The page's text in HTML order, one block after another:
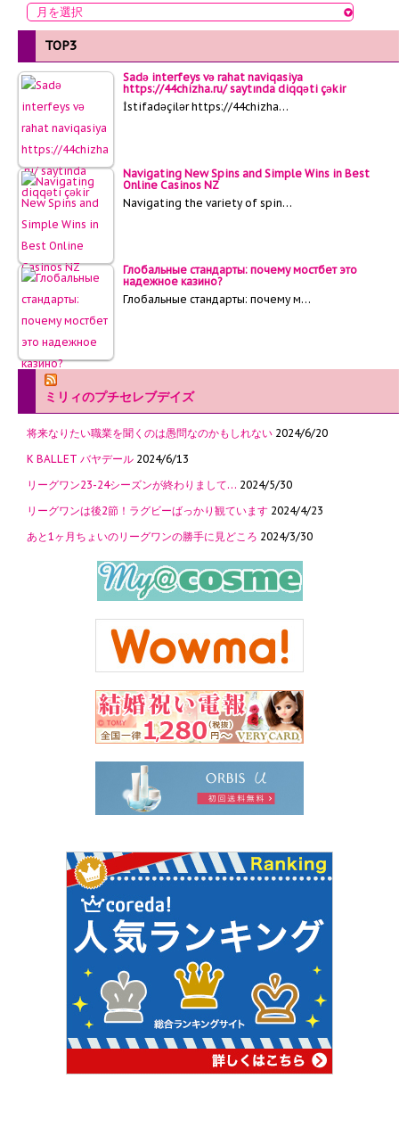
TOP3
Sadə interfeys və rahat naviqasiya
https://44chizha.ru/ saytında diqqəti çəkir
İstifadəçilər https://44chizha…
Navigating New Spins and Simple Wins in Best
Online Casinos NZ
Navigating the variety of spin…
Глобальные стандарты: почему мостбет это
надежное казино?
Глобальные стандарты: почему м…
ミリィのプチセレブデイズ
将来なりたい職業を聞くのは愚問なのかもしれない 2024/6/20
K BALLET バヤデール 2024/6/13
リーグワン23-24シーズンが終わりまして… 2024/5/30
リーグワンは後2節！ラグビーばっかり観ています 2024/4/23
あと1ヶ月ちょいのリーグワンの勝手に見どころ 2024/3/30